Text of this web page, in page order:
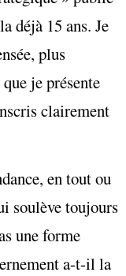
déjà 15 ans. Je
plus
je présente
clairement
en tout ou
soulève toujours
une forme
a-t-il la